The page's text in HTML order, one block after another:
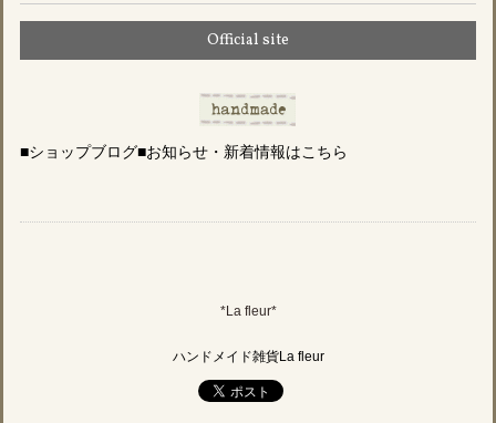
Official site
■ショップブログ■お知らせ・新着情報はこちら
*La fleur*
ハンドメイド雑貨La fleur